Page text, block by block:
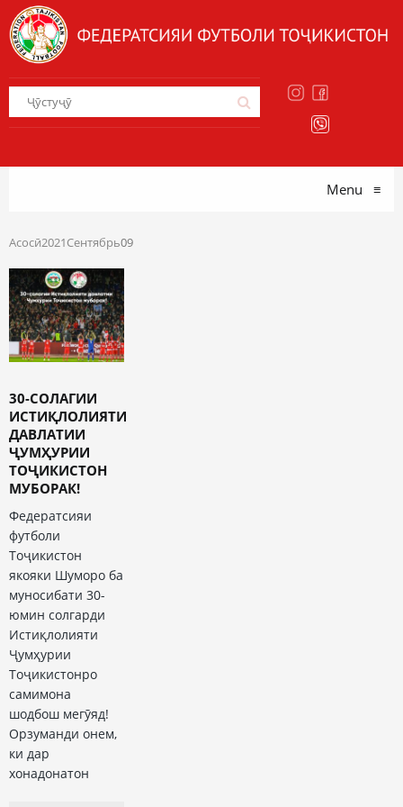
Menu ≡
Асосӣ2021Сентябрь09
30-СОЛАГИИ
ИСТИҚЛОЛИЯТИ
ДАВЛАТИИ
ҶУМҲУРИИ
ТОҶИКИСТОН
МУБОРАК!
Федератсияи
футболи
Тоҷикистон
якояки Шуморо ба
муносибати 30-
юмин солгарди
Истиқлолияти
Ҷумҳурии
Тоҷикистонро
самимона
шодбош мегӯяд!
Орзуманди онем,
ки дар
хонадонатон